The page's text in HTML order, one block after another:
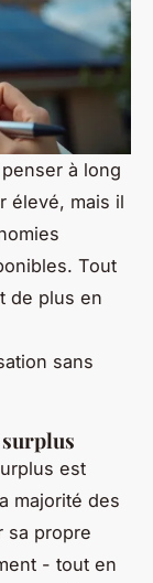
à long
élevé, mais il
Tout
de plus en
sans
est
majorité des
sa propre
- tout en